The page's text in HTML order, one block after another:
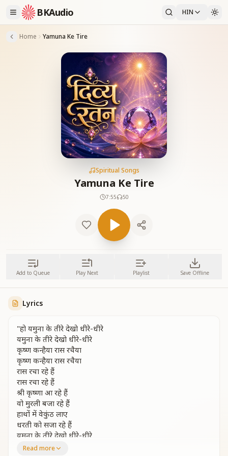
BKAudio HIN
Home Yamuna Ke Tire
Spiritual Songs
Yamuna Ke Tire
7:55 50
Add to Queue Play Next Playlist Save Offline
Lyrics
"हो यमुना के तीरे देखो धीरे-धीरे
यमुना के तीरे देखो धीरे-धीरे
कृष्ण कन्हैया रास रचैया
कृष्ण कन्हैया रास रचैया
रास रचा रहे हैं
रास रचा रहे हैं
श्री कृष्णा आ रहे हैं
वो मुरली बजा रहे हैं
हाथों में वेकुंठ लाए
धरती को सजा रहे हैं
यमुना के तीरे देखो धीरे-धीरे
कृष्ण कन्हैया रास रचैया
Read more